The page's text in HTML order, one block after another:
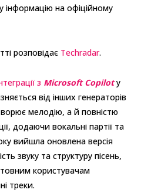
інформацію на офіційному
розповідає Techradar.
з Microsoft Copilotу
від інших генераторів
мелодію, а й повністю
додаючи вокальні партії та
вийшла оновлена версія
звуку та структуру пісень,
користувачам
треки.